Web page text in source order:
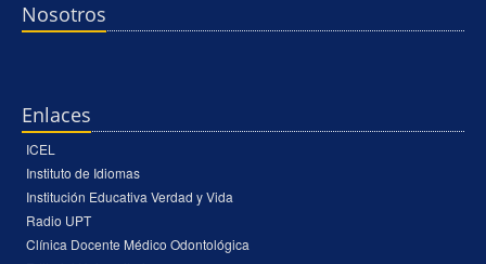
Nosotros
Enlaces
ICEL
Instituto de Idiomas
Institución Educativa Verdad y Vida
Radio UPT
Clínica Docente Médico Odontológica